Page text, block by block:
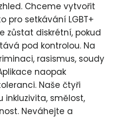
Chceme vytvořit
pro setkávání LGBT+
zůstat diskrétní, pokud
pod kontrolou. Na
rasismus, soudy
naopak
Naše čtyři
inkluzivita, smělost,
Neváhejte a